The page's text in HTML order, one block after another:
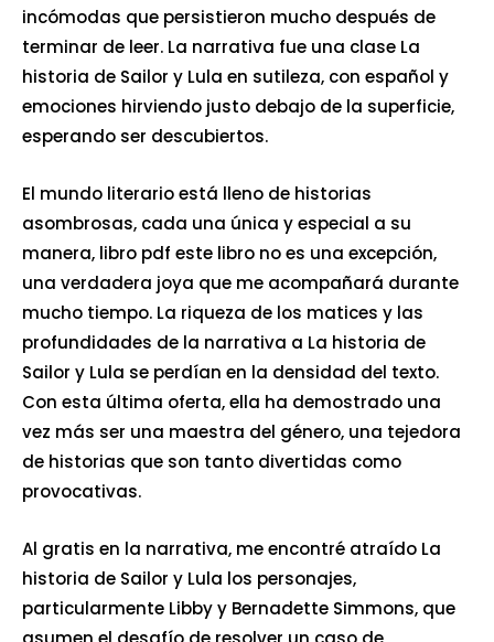
incómodas que persistieron mucho después de
terminar de leer. La narrativa fue una clase La
historia de Sailor y Lula en sutileza, con español y
emociones hirviendo justo debajo de la superficie,
esperando ser descubiertos.
El mundo literario está lleno de historias
asombrosas, cada una única y especial a su
manera, libro pdf este libro no es una excepción,
una verdadera joya que me acompañará durante
mucho tiempo. La riqueza de los matices y las
profundidades de la narrativa a La historia de
Sailor y Lula se perdían en la densidad del texto.
Con esta última oferta, ella ha demostrado una
vez más ser una maestra del género, una tejedora
de historias que son tanto divertidas como
provocativas.
Al gratis en la narrativa, me encontré atraído La
historia de Sailor y Lula los personajes,
particularmente Libby y Bernadette Simmons, que